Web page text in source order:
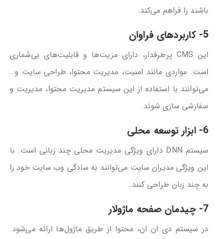
باشند را فراهم می‌کند.
5- کاربردهای فراوان
این CMS پرطرفدار، دارای مزیت‌ها و قابلیت‌های بی‌شماری
است. مواردی مانند امنیت، مدیریت محتوا، طراحی سایت و…
می‌توانند با استفاده از این سیستم مدیریت محتوا، مدیریت و
سفارشی سازی شوند.
6- ابزار توسعه محلی
سیستم DNN دارای ویژگی مدیریت محلی چند زبانی است. با
این ویژگی مدیران سایت می‌توانند به سادگی وب سایت خود را
به چند زبان طراحی کنند.
7- چیدمان صفحه ماژولار
در سیستم دی ان ان، محتوا از طریق ماژول‌ها ارائه می‌شود.